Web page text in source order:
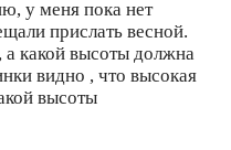
у меня пока нет
прислать весной.
а какой высоты должна
видно , что высокая
высоты